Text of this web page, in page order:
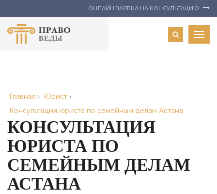
ОНЛАЙН ЗАЯВКА НА КОНСУЛЬТАЦИЮ
Главная › Юрист ›
Консультация юриста по семейным делам Астана
КОНСУЛЬТАЦИЯ
ЮРИСТА ПО
СЕМЕЙНЫМ ДЕЛАМ
АСТАНА